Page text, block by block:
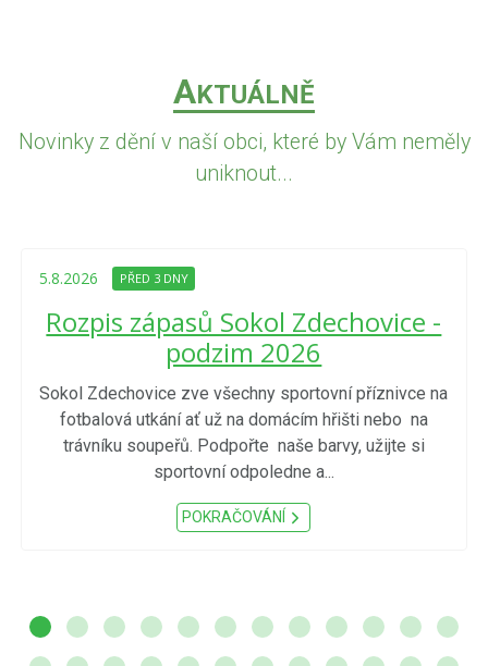
AKTUÁLNĚ
Novinky z dění v naší obci, které by Vám neměly
uniknout...
5.8.2026 PŘED 3 DNY
Rozpis zápasů Sokol Zdechovice -
podzim 2026
Sokol Zdechovice zve všechny sportovní příznivce na
fotbalová utkání ať už na domácím hřišti nebo na
trávníku soupeřů. Podpořte naše barvy, užijte si
sportovní odpoledne a...
POKRAČOVÁNÍ